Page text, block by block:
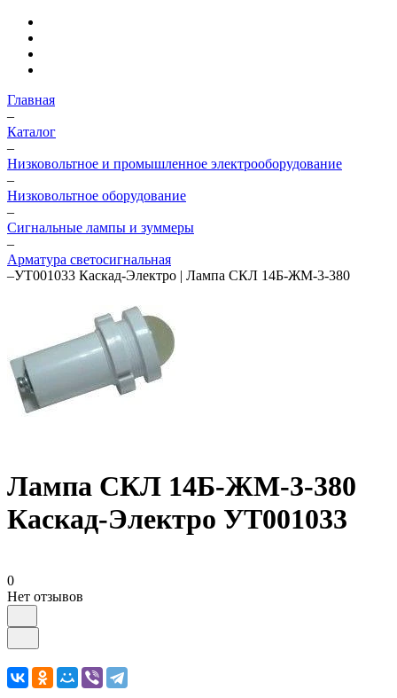
Главная
–
Каталог
–
Низковольтное и промышленное электрооборудование
–
Низковольтное оборудование
–
Сигнальные лампы и зуммеры
–
Арматура светосигнальная
–УТ001033 Каскад-Электро | Лампа СКЛ 14Б-ЖМ-3-380
Лампа СКЛ 14Б-ЖМ-3-380
Каскад-Электро УТ001033
0
Нет отзывов